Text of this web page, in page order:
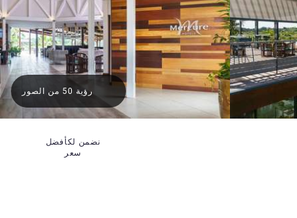
نضمن لكأفضل
سعر
رؤية 50 من الصور